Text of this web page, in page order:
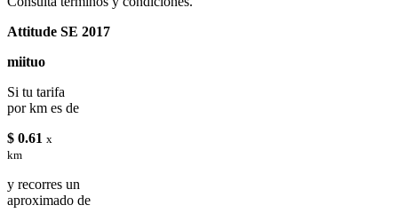
Attitude SE 2017
miituo
Si tu tarifa
por km es de
$ 0.61 x
km
y recorres un
aproximado de